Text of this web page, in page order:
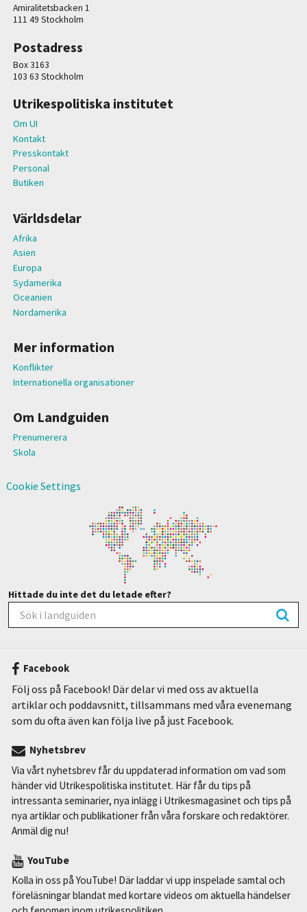
Amiralitetsbacken 1
111 49 Stockholm
Postadress
Box 3163
103 63 Stockholm
Utrikespolitiska institutet
Om UI
Kontakt
Presskontakt
Personal
Butiken
Världsdelar
Afrika
Asien
Europa
Sydamerika
Oceanien
Nordamerika
Mer information
Konflikter
Internationella organisationer
Om Landguiden
Prenumerera
Skola
Cookie Settings
Hittade du inte det du letade efter?
Facebook
Följ oss på Facebook! Där delar vi med oss av aktuella
artiklar och poddavsnitt, tillsammans med våra evenemang
som du ofta även kan följa live på just Facebook.
Nyhetsbrev
Via vårt nyhetsbrev får du uppdaterad information om vad som
händer vid Utrikespolitiska institutet. Här får du tips på
intressanta seminarier, nya inlägg i Utrikesmagasinet och tips på
nya artiklar och publikationer från våra forskare och redaktörer.
Anmäl dig nu!
YouTube
Kolla in oss på YouTube! Där laddar vi upp inspelade samtal och
föreläsningar blandat med kortare videos om aktuella händelser